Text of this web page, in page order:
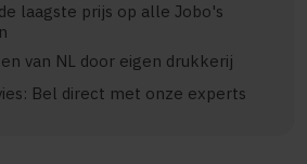
laagste prijs op alle Jobo's
van NL door eigen drukkerij
Bel direct met onze experts